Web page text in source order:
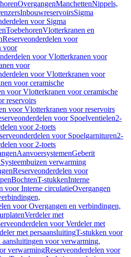
OvergangenManchettenNippels,
InbouwreservoirsSigma
voor Sigma
ToebehorenVlotterkranen en
Reserveonderdelen voor
voor
voor Vlotterkranen voor
voor
voor Vlotterkranen voor
voor ceramische
voor Vlotterkranen voor ceramische
reservoirs
voor Vlotterkranen voor reservoirs
voor Spoelventielen2-
voor 2-toets
voor Spoelgarnituren2-
voor 2-toets
AanvoersystemenGeberit
Systeembuizen verwarming
Reserveonderdelen voor
BochtenT-stukkenInterne
voor Interne circulatieOvergangen
voor Overgangen en verbindingen,
Verdeler met
voor Verdeler met
met persaansluitingT-stukken voor
aansluitingen voor verwarming,
verwarmingReserveonderdelen voor